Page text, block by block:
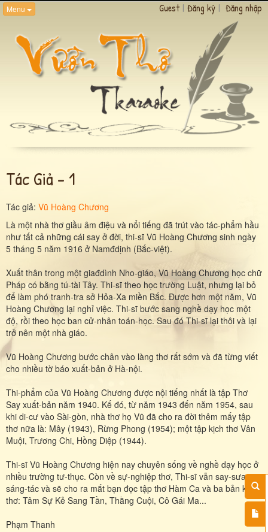
Menu Guest | Đăng ký | Đăng nhập
Tác Giả - 1
Tác giả: Vũ Hoàng Chương
Là một nhà thơ giầu âm điệu và nổi tiếng đã trút vào tác-phẩm hầu
như tất cả những cái say ở đời, thi-sĩ Vũ Hoàng Chương sinh ngày
5 tháng 5 năm 1916 ở Namđdịnh (Bắc-việt).
Xuất thân trong một giađdình Nho-giáo, Vũ Hoàng Chương học chữ
Pháp có bằng tú-tài Tây. Thi-sĩ theo học trường Luật, nhưng lại bỏ
để làm phó tranh-tra sở Hỏa-Xa miền Bắc. Được hơn một năm, Vũ
Hoàng Chương lại nghỉ việc. Thi-sĩ bước sang nghề dạy học một
độ, rồi theo học ban cử-nhân toán-học. Sau đó Thi-sĩ lại thôi và lại
trở nên một nhà giáo.
Vũ Hoàng Chương bước chân vào làng thơ rất sớm và đã từng viết
cho nhiều tờ báo xuất-bản ở Hà-nội.
Thi-phẩm của Vũ Hoàng Chương được nội tiếng nhất là tập Thơ
Say xuất-bản năm 1940. Kế đó, từ năm 1943 đến năm 1954, sau
khi di-cư vào Sài-gòn, nhà thơ họ Vũ đã cho ra đời thêm mấy tập
thơ nữa là: Mây (1943), Rừng Phong (1954); một tập kịch thơ Vân
Muội, Trương Chi, Hồng Diệp (1944).
Thi-sĩ Vũ Hoàng Chương hiện nay chuyên sống về nghề dạy học ở
nhiều trường tư-thục. Còn về sự-nghiệp thơ, Thi-sĩ vẫn say-sưa
sáng-tác và sẽ cho ra mắt bạn đọc tập thơ Hàm Ca và ba bản kịch
thơ: Tâm Sự Kẻ Sang Tần, Thằng Cuội, Cô Gái Ma...
Phạm Thanh